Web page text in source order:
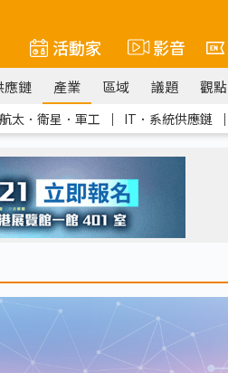
活動家 影音
應鏈 產業 區域 議題 觀點
航太．衛星．軍工 ｜ IT．系統供應鏈 ｜